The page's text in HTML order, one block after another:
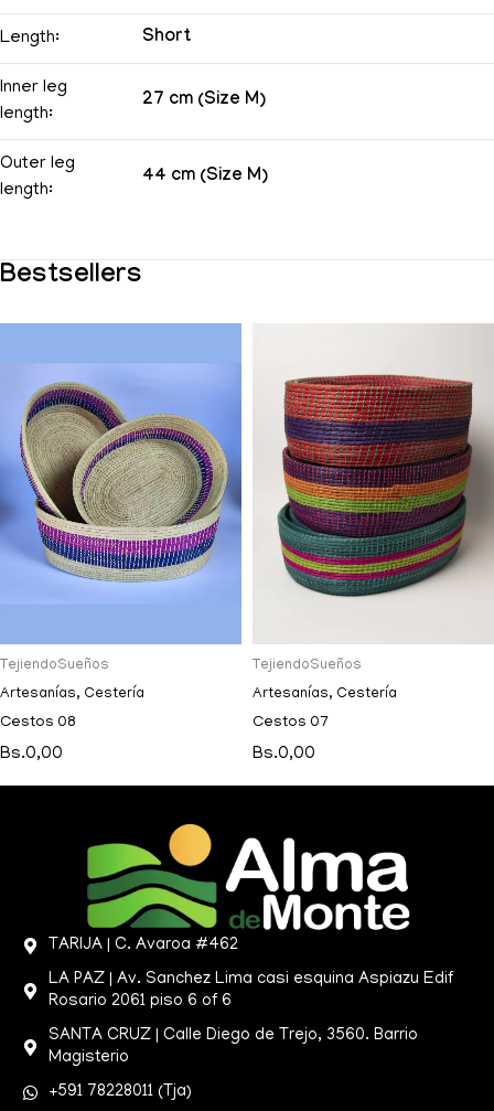
Length: Short
Inner leg
length:
27 cm (Size M)
Outer leg
length:
44 cm (Size M)
Bestsellers
TejiendoSueños
Artesanías, Cestería
Cestos 08
Bs.0,00
TejiendoSueños
Artesanías, Cestería
Cestos 07
Bs.0,00
TARIJA | C. Avaroa #462
LA PAZ | Av. Sanchez Lima casi esquina Aspiazu Edif
Rosario 2061 piso 6 of 6
SANTA CRUZ | Calle Diego de Trejo, 3560. Barrio
Magisterio
+591 78228011 (Tja)